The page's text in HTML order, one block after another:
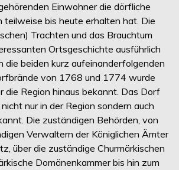
Einwohner die dörfliche
teilweise bis heute erhalten hat. Die
Trachten und das Brauchtum
Ortsgeschichte ausführlich
die beiden kurz aufeinanderfolgenden
von 1768 und 1774 wurde
die Region hinaus bekannt. Das Dorf
nur in der Region sondern auch
Die zuständigen Behörden, von
Verwaltern der Königlichen Ämter
über die zuständige Churmärkischen
Domänenkammer bis hin zum